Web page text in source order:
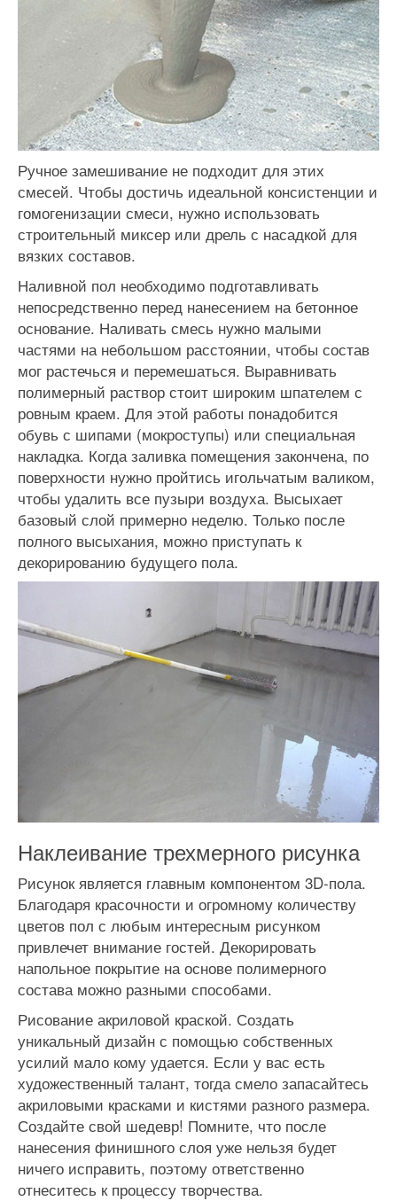
Ручное замешивание не подходит для этих
смесей. Чтобы достичь идеальной консистенции и
гомогенизации смеси, нужно использовать
строительный миксер или дрель с насадкой для
вязких составов.
Наливной пол необходимо подготавливать
непосредственно перед нанесением на бетонное
основание. Наливать смесь нужно малыми
частями на небольшом расстоянии, чтобы состав
мог растечься и перемешаться. Выравнивать
полимерный раствор стоит широким шпателем с
ровным краем. Для этой работы понадобится
обувь с шипами (мокроступы) или специальная
накладка. Когда заливка помещения закончена, по
поверхности нужно пройтись игольчатым валиком,
чтобы удалить все пузыри воздуха. Высыхает
базовый слой примерно неделю. Только после
полного высыхания, можно приступать к
декорированию будущего пола.
Наклеивание трехмерного рисунка
Рисунок является главным компонентом 3D-пола.
Благодаря красочности и огромному количеству
цветов пол с любым интересным рисунком
привлечет внимание гостей. Декорировать
напольное покрытие на основе полимерного
состава можно разными способами.
Рисование акриловой краской. Создать
уникальный дизайн с помощью собственных
усилий мало кому удается. Если у вас есть
художественный талант, тогда смело запасайтесь
акриловыми красками и кистями разного размера.
Создайте свой шедевр! Помните, что после
нанесения финишного слоя уже нельзя будет
ничего исправить, поэтому ответственно
отнеситесь к процессу творчества.